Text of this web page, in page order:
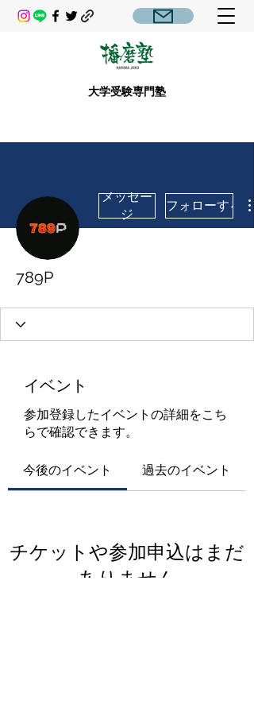
大学受験専門塾
メッセー
ジ
フォローする
789P
イベント
参加登録したイベントの詳細をこち
らで確認できます。
今後のイベント 過去のイベント
チケットや参加申込はまだ
ありません